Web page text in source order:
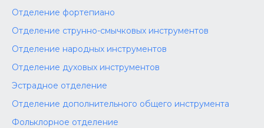
Отделение фортепиано
Отделение струнно-смычковых инструментов
Отделение народных инструментов
Отделение духовых инструментов
Эстрадное отделение
Отделение дополнительного общего инструмента
Фольклорное отделение